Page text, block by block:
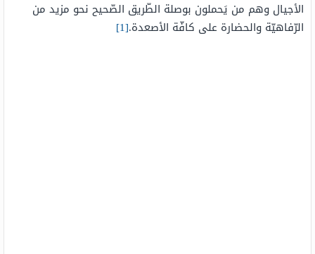
الأجيال وهم من يَحملون بوصلة الطّريق الصّحيح نحو مزيد من
الرّفاهيّة والحضارة على كافّة الأصعدة.[1]